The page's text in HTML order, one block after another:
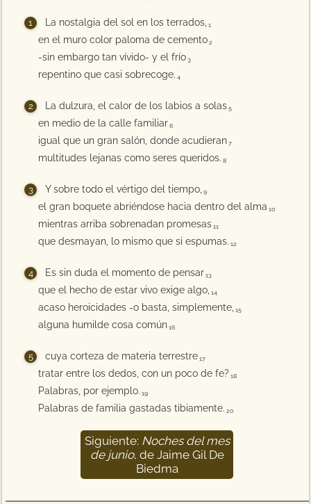
La nostalgia del sol en los terrados, 1
en el muro color paloma de cemento 2
-sin embargo tan vívido- y el frío 3
repentino que casi sobrecoge. 4
La dulzura, el calor de los labios a solas 5
en medio de la calle familiar 6
igual que un gran salón, donde acudieran 7
multitudes lejanas como seres queridos. 8
Y sobre todo el vértigo del tiempo, 9
el gran boquete abriéndose hacia dentro del alma 10
mientras arriba sobrenadan promesas 11
que desmayan, lo mismo que si espumas. 12
Es sin duda el momento de pensar 13
que el hecho de estar vivo exige algo, 14
acaso heroicidades -o basta, simplemente, 15
alguna humilde cosa común 16
cuya corteza de materia terrestre 17
tratar entre los dedos, con un poco de fe? 18
Palabras, por ejemplo. 19
Palabras de familia gastadas tibiamente. 20
Siguiente: Noches del mes
de junio, de Jaime Gil De
Biedma